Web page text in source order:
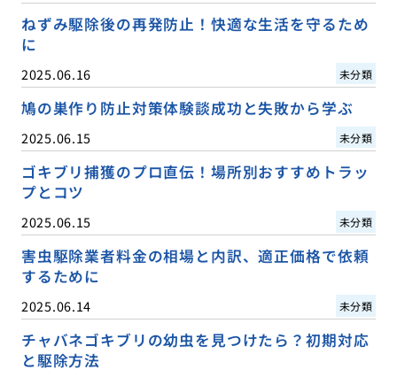
ねずみ駆除後の再発防止！快適な生活を守るため
に
2025.06.16 未分類
鳩の巣作り防止対策体験談成功と失敗から学ぶ
2025.06.15 未分類
ゴキブリ捕獲のプロ直伝！場所別おすすめトラッ
プとコツ
2025.06.15 未分類
害虫駆除業者料金の相場と内訳、適正価格で依頼
するために
2025.06.14 未分類
チャバネゴキブリの幼虫を見つけたら？初期対応
と駆除方法